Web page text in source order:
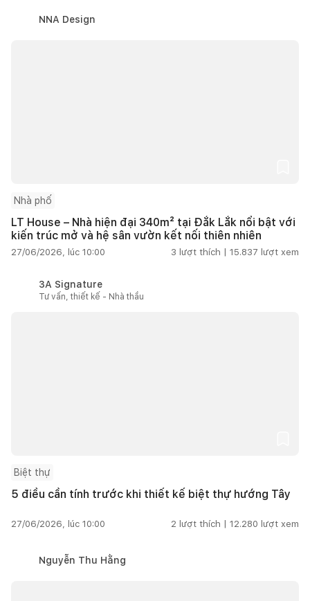
NNA Design
Nhà phố
LT House – Nhà hiện đại 340m² tại Đắk Lắk nổi bật với
kiến trúc mở và hệ sân vườn kết nối thiên nhiên
27/06/2026, lúc 10:00 3 lượt thích | 15.837 lượt xem
3A Signature
Tư vấn, thiết kế - Nhà thầu
Biệt thự
5 điều cần tính trước khi thiết kế biệt thự hướng Tây
27/06/2026, lúc 10:00 2 lượt thích | 12.280 lượt xem
Nguyễn Thu Hằng